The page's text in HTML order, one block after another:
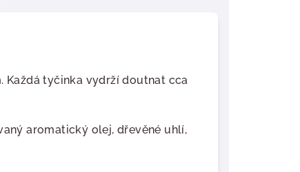
Každá tyčinka vydrží doutnat cca
aromatický olej, dřevěné uhlí,